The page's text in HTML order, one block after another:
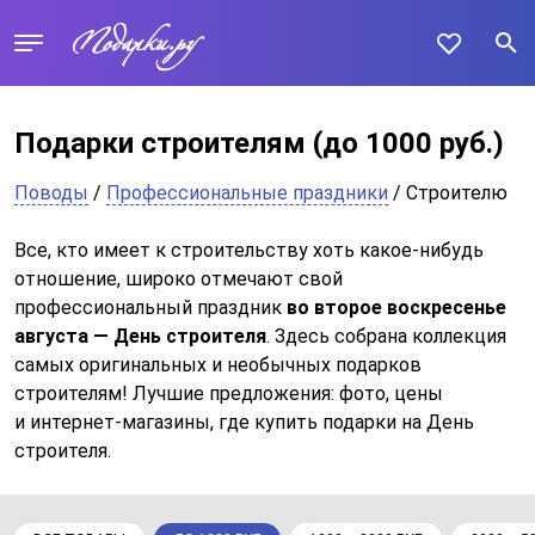
Подарки строителям (до 1000 руб.)
Поводы / Профессиональные праздники / Строителю
Все, кто имеет к строительству хоть какое-нибудь
отношение, широко отмечают свой
профессиональный праздник во второе воскресенье
августа — День строителя. Здесь собрана коллекция
самых оригинальных и необычных подарков
строителям! Лучшие предложения: фото, цены
и интернет-магазины, где купить подарки на День
строителя.